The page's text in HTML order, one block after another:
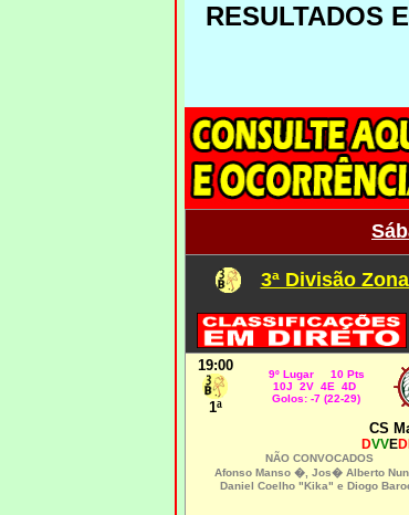
RESULTADOS
3ª Divisão
19:00
1ª
9º Lugar 10 Pts
10J 2V 4E 4D
Golos: -7 (22-29)
CS
DVVE
NÃO CONVOCADOS
Afonso Manso �, Jos� Alberto
Daniel Coelho "Kika" e Diogo